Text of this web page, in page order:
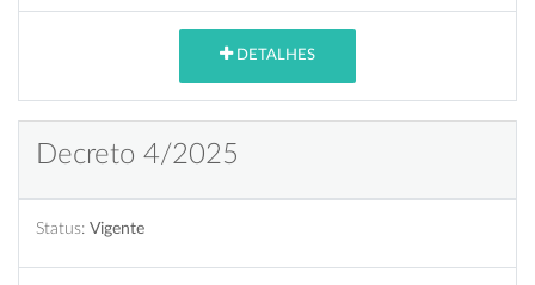
DETALHES
Decreto 4/2025
Status: Vigente